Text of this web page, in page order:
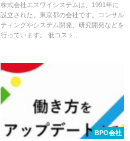
株式会社エスワイシステムは、1991年に
設立された、東京都の会社です。コンサル
ティングやシステム開発、研究開発などを
行っています。 低コスト...
BPO会社